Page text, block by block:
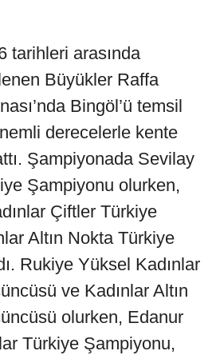
tarihleri arasında
Büyükler Raffa
Bingöl’ü temsil
derecelerle kente
Şampiyonada Sevilay
Şampiyonu olurken,
Çiftler Türkiye
Altın Nokta Türkiye
Rukiye Yüksel Kadınlar
ve Kadınlar Altın
olurken, Edanur
Türkiye Şampiyonu,